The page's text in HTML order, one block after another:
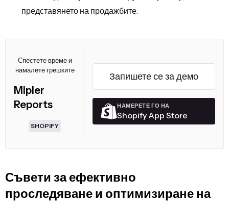
представянето на продажбите.
Спестете време и
намалете грешките
Mipler
Reports
SHOPIFY
Запишете се за демо
НАМЕРЕТЕ ГО НА
Shopify App Store
Съвети за ефективно
проследяване и оптимизиране на